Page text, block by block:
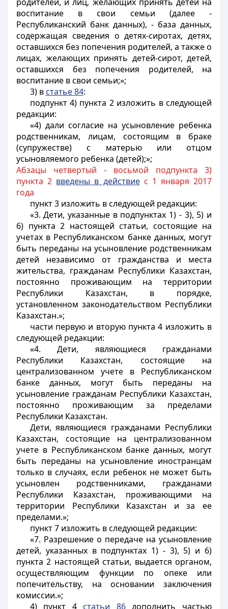
воспитание в свои семьи (далее -
Республиканский банк данных), - база данных,
содержащая сведения о детях-сиротах, детях,
оставшихся без попечения родителей, а также о
лицах, желающих принять детей-сирот, детей,
оставшихся без попечения родителей, на
воспитание в свои семьи;»;
3) в статье 84:
подпункт 4) пункта 2 изложить в следующей
редакции:
«4) дали согласие на усыновление ребенка
родственникам, лицам, состоящим в браке
(супружестве) с матерью или отцом
усыновляемого ребенка (детей);»;
Абзацы четвертый - восьмой подпункта 3)
пункта 2 введены в действиес 1 января 2017
года
пункт 3 изложить в следующей редакции:
«3. Дети, указанные в подпунктах 1) - 3), 5) и
6) пункта 2 настоящей статьи, состоящие на
учетах в Республиканском банке данных, могут
быть переданы на усыновление родственникам
детей независимо от гражданства и места
жительства, гражданам Республики Казахстан,
постоянно проживающим на территории
Республики Казахстан, в порядке,
установленном законодательством Республики
Казахстан.»;
части первую и вторую пункта 4 изложить в
следующей редакции:
«4. Дети, являющиеся гражданами
Республики Казахстан, состоящие на
централизованном учете в Республиканском
банке данных, могут быть переданы на
усыновление гражданам Республики Казахстан,
постоянно проживающим за пределами
Республики Казахстан.
Дети, являющиеся гражданами Республики
Казахстан, состоящие на централизованном
учете в Республиканском банке данных, могут
быть переданы на усыновление иностранцам
только в случаях, если ребенок не может быть
усыновлен родственниками, гражданами
Республики Казахстан, проживающими на
территории Республики Казахстан и за ее
пределами.»;
пункт 7 изложить в следующей редакции:
«7. Разрешение о передаче на усыновление
детей, указанных в подпунктах 1) - 3), 5) и 6)
пункта 2 настоящей статьи, выдается органом,
осуществляющим функции по опеке или
попечительству, на основании заключения
комиссии.»;
4) пункт 4 статьи 86дополнить частью